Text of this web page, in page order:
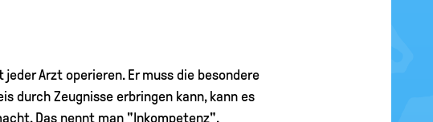
Arzt operieren. Er muss die besondere
durch Zeugnisse erbringen kann, kann es
Das nennt man "Inkompetenz".